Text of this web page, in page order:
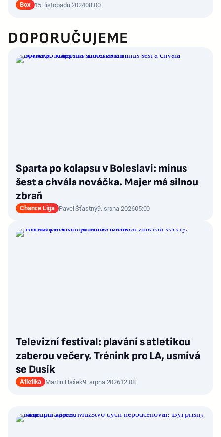
Box 15. listopadu 202408:00
DOPORUČUJEME
Sparta po kolapsu v Boleslavi: minus
šest a chvála nováčka. Majer má silnou
zbraň
Chance Liga Pavel Šťastný9. srpna 202605:00
Televizní festival: plavání s atletikou
zaberou večery. Trénink pro LA, usmívá
se Dusík
Atletika Martin Hašek9. srpna 202612:08